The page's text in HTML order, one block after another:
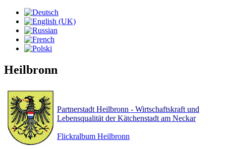
Heilbronn
Partnerstadt Heilbronn - Wirtschaftskraft und
Lebensqualität der Kätchenstadt am Neckar
Flickralbum Heilbronn